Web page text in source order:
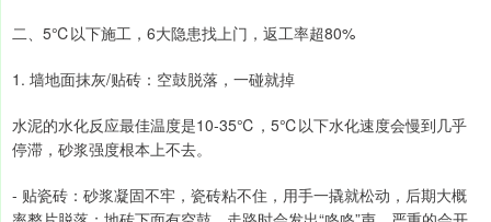
二、5℃以下施工，6大隐患找上门，返工率超80%
1. 墙地面抹灰/贴砖：空鼓脱落，一碰就掉
水泥的水化反应最佳温度是10-35℃，5℃以下水化速度会慢到几乎
停滞，砂浆强度根本上不去。
- 贴瓷砖：砂浆凝固不牢，瓷砖粘不住，用手一撬就松动，后期大概